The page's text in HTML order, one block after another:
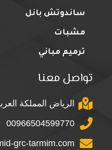
ساندوتش بانل
مشبات
ترميم مباني
تواصل معنا
الرياض المملكة
00966504599770
grc-tarmim.com/